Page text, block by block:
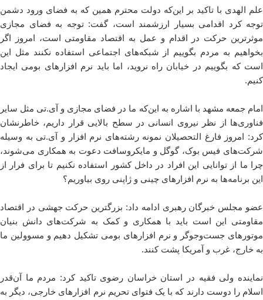
علم الهدی با تاکید بر این‌که دولت محترم همین که به فضای ورود دشمن
توجه کرد اقدامی بسیار ارزشمند است، گفت: توجه به فضای مجازی
موثرترین حرکت در اقدام و عمل به اقتصاد مقاومتی است، امروز اگر
بخواهیم به مردم بگوییم از شبکه‌های اجتماعی استفاده نکنند مثل این
است که بگوییم در خیابان راه نروید، اما باید نرم افزارهای بومی ایجاد
کنیم.
امام جمعه مشهد با اشاره به این‌که ما در فضای مجازی و آی.تی مثل سایر
فناوری‌ها از نظر نیروی انسانی در سطح بالایی قرار داریم، خاطرنشان
کرد: امروز فارغ التحصیلان نمونه رشته‌های نرم افزار و آی.تی به وسیله
شرکت‌های فیس بوک، گوگل و مایکروسافت دعوت به همکاری می‌شوند،
چرا ما از توانایی این افراد در داخل کشور استفاده نکنیم تا برای فرار از
این برنامه‌ها به نرم افزارهای چینی و ژاپنی روی بیاوریم؟
عضو مجلس خبرگان رهبری ادامه داد: بزرگترین حرکت جهشی در اقتصاد
مقاومتی این است باید با همکاری و کمک به شرکت‌های دانش بنیان
موتورهای جست‌وجوگر و نرم افزارهای بومی تشکیل دهیم و مسوولین ما
به خارج، غرب و آمریکا پشت کنند.
نماینده ولی فقیه در استان خراسان رضوی تاکید کرد: مردم ما آن‌قدر
اسلام را دوست دارند که با یک فتوای تحریم نرم افزارهای خارجی، دیگر به